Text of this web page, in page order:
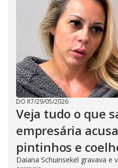
DO R7/29/05/2026
Veja tudo o que
empresária
pintinhos e
Daiana Schuinsekel gravava e